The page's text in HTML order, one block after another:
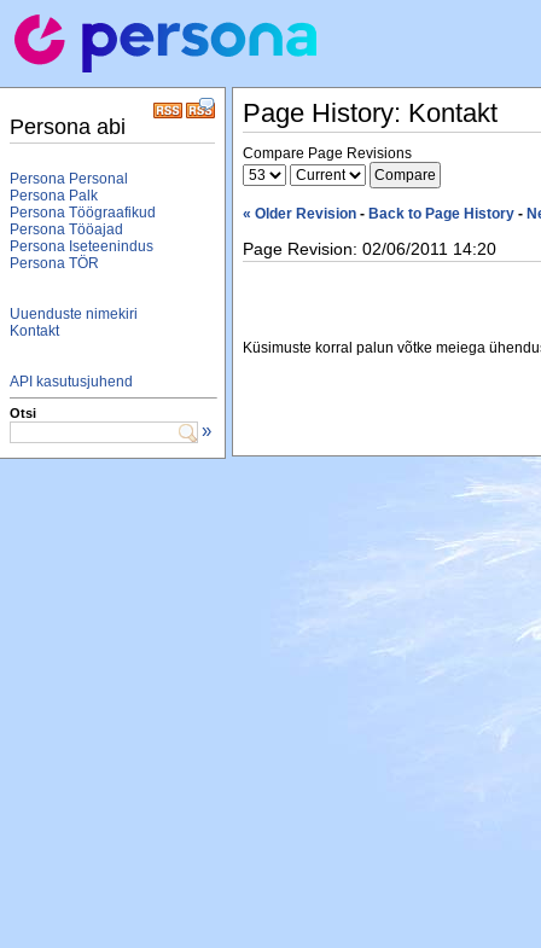
Persona abi
Persona Personal
Persona Palk
Persona Töögraafikud
Persona Tööajad
Persona Iseteenindus
Persona TÖR
Uuenduste nimekiri
Kontakt
API kasutusjuhend
Otsi
»
Page History: Kontakt
Compare Page Revisions
« Older Revision - Back to Page History -
Page Revision: 02/06/2011 14:20
Küsimuste korral palun võtke meiega